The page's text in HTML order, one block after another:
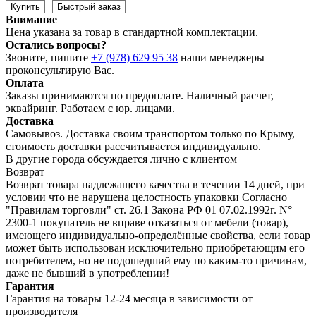
Купить Быстрый заказ
Внимание
Цена указана за товар в стандартной комплектации.
Остались вопросы?
Звоните, пишите +7 (978) 629 95 38 наши менеджеры
проконсультирую Вас.
Оплата
Заказы принимаются по предоплате. Наличный расчет,
эквайринг. Работаем с юр. лицами.
Доставка
Самовывоз. Доставка своим транспортом только по Крыму,
стоимость доставки рассчитывается индивидуально.
В другие города обсуждается лично с клиентом
Возврат
Возврат товара надлежащего качества в течении 14 дней, при
условии что не нарушена целостность упаковки Согласно
"Правилам торговли" ст. 26.1 Закона РФ 01 07.02.1992г. N°
2300-1 покупатель не вправе отказаться от мебели (товар),
имеющего индивидуально-определённые свойства, если товар
может быть использован исключительно приобретающим его
потребителем, но не подошедший eмy по каким-то причинам,
даже не бывший в употреблении!
Гарантия
Гарантия на товары 12-24 месяца в зависимости от
производителя